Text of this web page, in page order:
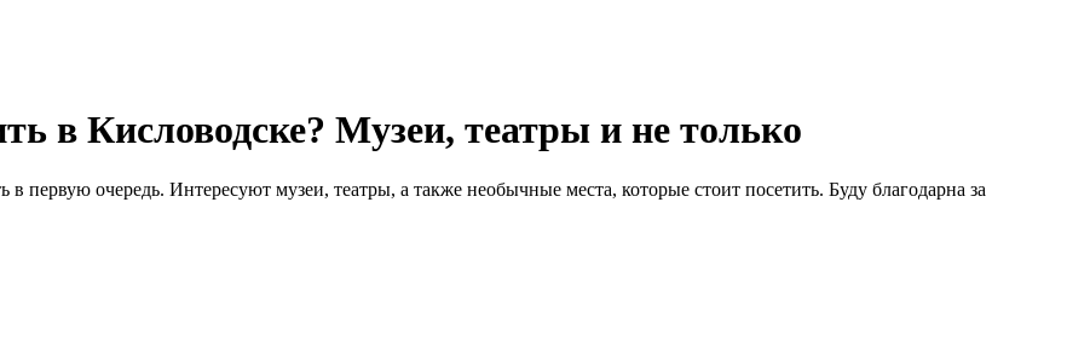
в Кисловодске? Музеи, театры и не только
первую очередь. Интересуют музеи, театры, а также необычные места, которые стоит посетить. Буду благодарна за